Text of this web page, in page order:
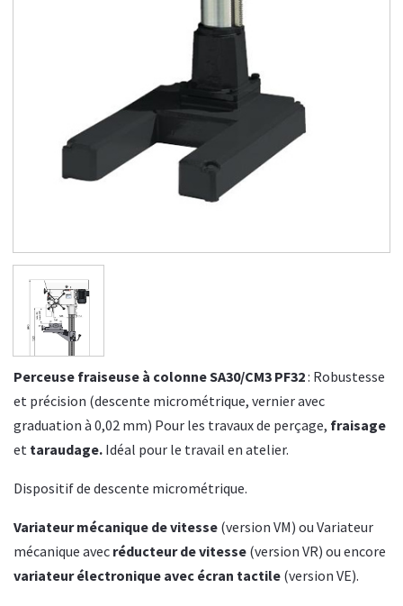
Perceuse fraiseuse à colonne SA30/CM3 PF32: Robustesse
et précision (descente micrométrique, vernier avec
graduation à 0,02 mm) Pour les travaux de perçage, fraisage
et taraudage. Idéal pour le travail en atelier.
Dispositif de descente micrométrique.
Variateur mécanique de vitesse (version VM) ou Variateur
mécanique avec réducteur de vitesse (version VR) ou encore
variateur électronique avec écran tactile (version VE).